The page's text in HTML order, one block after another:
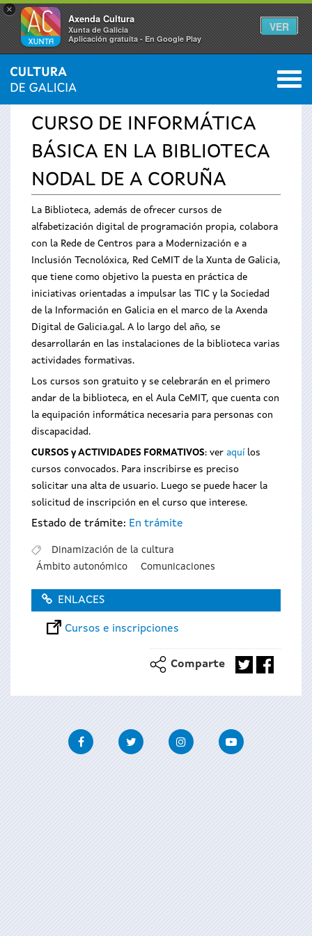
×
Axenda Cultura
Xunta de Galicia
Aplicación gratuíta - En Google Play
VER
Se
encuentra
usted
aquí
INICIO › SERVICIOS 0
CURSO DE INFORMÁTICA
BÁSICA EN LA BIBLIOTECA
NODAL DE A CORUÑA
La Biblioteca, además de ofrecer cursos de
alfabetización digital de programación propia, colabora
con la Rede de Centros para a Modernización e a
Inclusión Tecnolóxica, Red CeMIT de la Xunta de Galicia,
que tiene como objetivo la puesta en práctica de
iniciativas orientadas a impulsar las TIC y la Sociedad
de la Información en Galicia en el marco de la Axenda
Digital de Galicia.gal. A lo largo del año, se
desarrollarán en las instalaciones de la biblioteca varias
actividades formativas.
Los cursos son gratuito y se celebrarán en el primero
andar de la biblioteca, en el Aula CeMIT, que cuenta con
la equipación informática necesaria para personas con
discapacidad.
CURSOS y ACTIVIDADES FORMATIVOS: ver aquí los
cursos convocados. Para inscribirse es preciso
solicitar una alta de usuario. Luego se puede hacer la
solicitud de inscripción en el curso que interese.
Estado de trámite: En trámite
Dinamización de la cultura
Ámbito autonómico
Comunicaciones
ENLACES
Cursos e inscripciones
Comparte
FacebookTwitter InstagramYoutube